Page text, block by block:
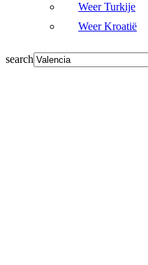
Weer Turkije
Weer Kroatië
search